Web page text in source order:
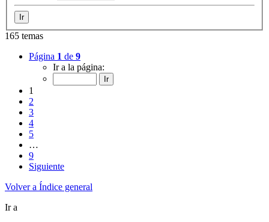
165 temas
Página 1 de 9
Ir a la página:
1
2
3
4
5
…
9
Siguiente
Volver a Índice general
Ir a